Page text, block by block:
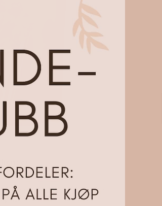
Mushroom-popkorn dekket
søtt!